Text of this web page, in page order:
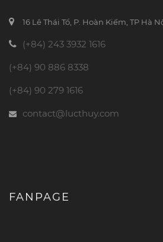
16 Lê Thái Tổ, P. Hoàn Kiếm, TP Hà
(+84) 243 3932 1616
(+84) 90 886 8338
(+84) 90 279 1616
contact@lucthuy.com
FANPAGE